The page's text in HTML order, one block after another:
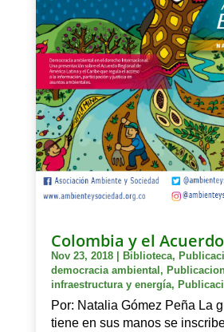
Colombia y el
Nov 23, 2018| Biblioteca,
democracia ambiental ,
infraestructura y energía,
Por: Natalia Gómez Peña La
tiene en sus manos se